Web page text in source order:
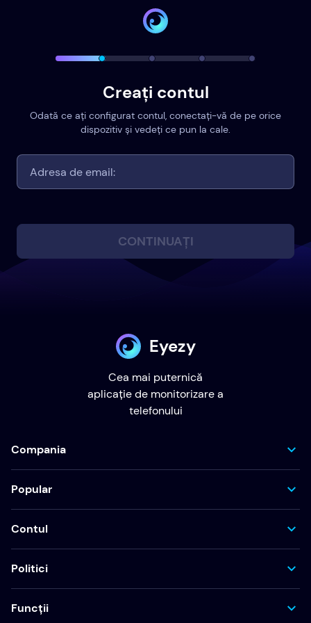
Creați contul
Odată ce ați configurat contul, conectați-vă de pe orice
dispozitiv și vedeți ce pun la cale.
CONTINUAȚI
Eyezy
Cea mai puternică
aplicație de monitorizare a
telefonului
Compania
Popular
Contul
Politici
Funcții